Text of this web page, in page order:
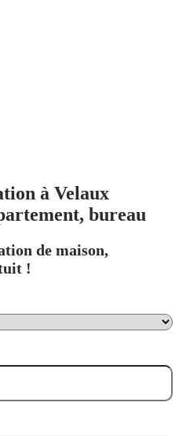
à Velaux
bureau
de maison,
!